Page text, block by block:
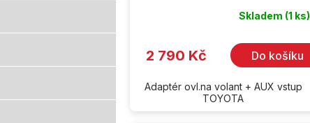
Skladem (1 ks)
2 790 Kč Do košíku
Adaptér ovl.na volant + AUX vstup
TOYOTA